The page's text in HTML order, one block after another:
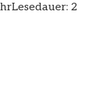
Lesedauer: 2